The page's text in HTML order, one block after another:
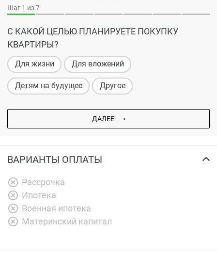
Шаг 1 из 7
С КАКОЙ ЦЕЛЬЮ ПЛАНИРУЕТЕ ПОКУПКУ
КВАРТИРЫ?
Для жизни Для вложений
Детям на будущее Другое
ДАЛЕЕ ⟶
ВАРИАНТЫ ОПЛАТЫ
Рассрочка
Ипотека
Военная ипотека
Материнский капитал